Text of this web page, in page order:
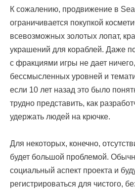
К сожалению, продвижение в
ограничивается покупкой
всевозможных золотых лопат,
украшений для кораблей. Даже
с фракциями игры не дает
бессмысленных уровней и
если 10 лет назад это было
трудно представить, как
удержать людей на крючке.
Для некоторых, конечно,
будет большой проблемой.
социальный аспект проекта и
регистрироваться для чистого,